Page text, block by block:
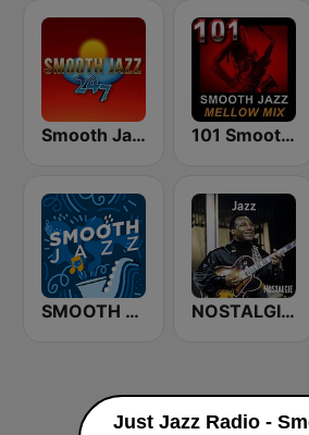
Smooth Jazz 247 101 Smooth Jazz Mellow Mix
SMOOTH JAZZ NOSTALGIE JAZZ